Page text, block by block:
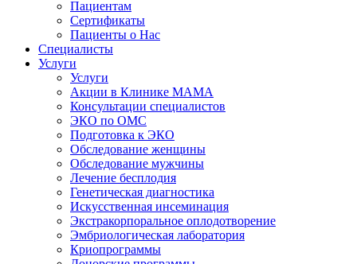
Пациентам
Сертификаты
Пациенты о Нас
Специалисты
Услуги
Услуги
Акции в Клинике МАМА
Консультации специалистов
ЭКО по ОМС
Подготовка к ЭКО
Обследование женщины
Обследование мужчины
Лечение бесплодия
Генетическая диагностика
Искусственная инсеминация
Экстракорпоральное оплодотворение
Эмбриологическая лаборатория
Криопрограммы